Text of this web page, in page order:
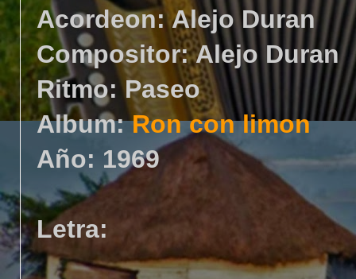
Acordeon: Alejo Duran
Compositor: Alejo Duran
Ritmo: Paseo
Album:Ron con limon
Año: 1969
Letra: